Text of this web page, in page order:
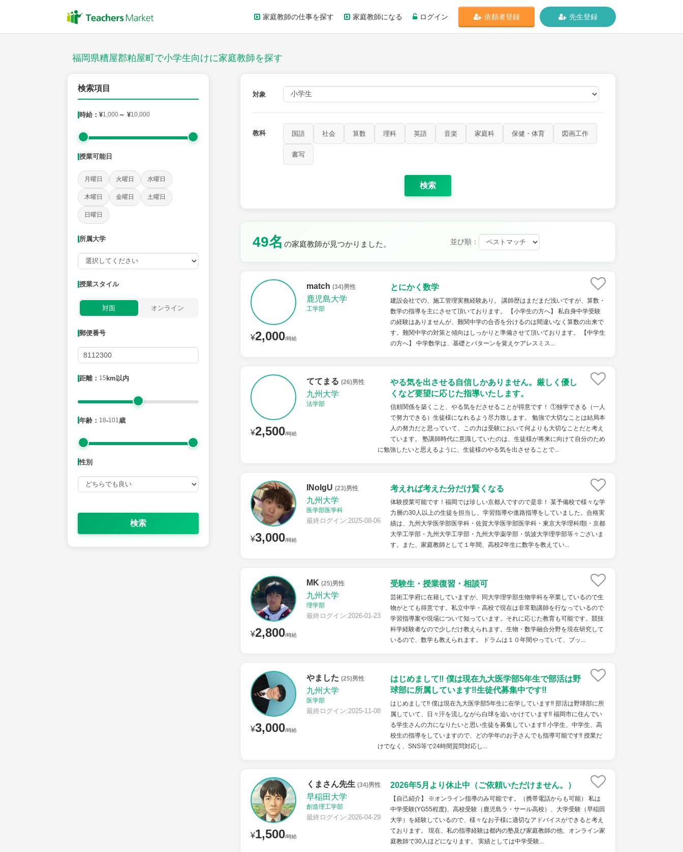
家庭教師の仕事を探す 家庭教師になる ログイン 依頼者登録 先生登録
福岡県糟屋郡粕屋町で小学生向けに家庭教師を探す
検索項目
時給：¥1,000～ ¥10,000
授業可能日
月曜日 火曜日 水曜日
木曜日 金曜日 土曜日
日曜日
所属大学
授業スタイル
対面 オンライン
郵便番号
距離： 15 km以内
年齢： 18-101 歳
性別
検索
対象
教科 国語 社会 算数 理科 英語 音楽 家庭科 保健・体育 図画工作
書写
検索
49名 の家庭教師が見つかりました。 並び順：
¥2,000/時給
match (34)男性
鹿児島大学
工学部
とにかく数学
建設会社での、施工管理実務経験あり。 講師歴はまだまだ浅いですが、算数・
数学の指導を主にさせて頂いております。 【小学生の方へ】 私自身中学受験
の経験はありませんが、難関中学の合否を分けるのは間違いなく算数の出来で
す。難関中学の対策と傾向はしっかりと準備させて頂いております。 【中学生
の方へ】 中学数学は、基礎とパターンを覚えケアレスミス...
¥2,500/時給
ててまる (26)男性
九州大学
法学部
やる気を出させる自信しかありません。厳しく優し
くなど要望に応じた指導いたします。
信頼関係を築くこと、やる気をださせることが得意です！ ①独学できる（一人
で努力できる）生徒様になれるよう尽力致します。 勉強で大切なことは結局本
人の努力だと思っていて、この力は受験において何よりも大切なことだと考え
ています。 塾講師時代に意識していたのは、生徒様が将来に向けて自分のため
に勉強したいと思えるように、生徒様のやる気を出させることで...
¥3,000/時給
INoIgU (23)男性
九州大学
医学部医学科
最終ログイン:2025-08-06
考えれば考えた分だけ賢くなる
体験授業可能です！福岡では珍しい京都人ですので是非！ 某予備校で様々な学
力層の30人以上の生徒を担当し、学習指導や進路指導をしていました。合格実
績は、九州大学医学部医学科・佐賀大学医学部医学科・東京大学理科I類・京都
大学工学部・九州大学工学部・九州大学薬学部・筑波大学理学部等々ございま
す。また、家庭教師として１年間、高校2年生に数学を教えてい...
¥2,800/時給
MK (25)男性
九州大学
理学部
最終ログイン:2026-01-23
受験生・授業復習・相談可
芸術工学府に在籍していますが、同大学理学部生物学科を卒業しているので生
物がとても得意です。私立中学・高校で現在は非常勤講師を行なっているので
学習指導案や現場について知っています。それに応じた教育も可能です。競技
科学経験者なので少しだけ教えられます。生物・数学融合分野を現在研究して
いるので、数学も教えられます。 ドラムは１０年間やっていて、ブッ...
¥3,000/時給
やました (25)男性
九州大学
医学部
最終ログイン:2025-11-08
はじめまして‼︎ 僕は現在九大医学部5年生で部活は野
球部に所属しています‼︎生徒代募集中です‼︎
はじめまして‼︎ 僕は現在九大医学部5年生に在学しています‼︎ 部活は野球部に所
属していて、日々汗を流しながら白球を追いかけています‼︎ 福岡市に住んでい
る学生さんの力になりたいと思い生徒を募集しています‼︎ 小学生、中学生、高
校生の指導をしていますので、どの学年のお子さんでも指導可能です‼︎ 授業だ
けでなく、SNS等で24時間質問対応し...
¥1,500/時給
くまさん先生 (34)男性
早稲田大学
創造理工学部
最終ログイン:2026-04-29
2026年5月より休止中（ご依頼いただけません。）
【自己紹介】 ※オンライン指導のみ可能です。（携帯電話からも可能） 私は
中学受験(YG55程度)、高校受験（鹿児島ラ・サール高校）、大学受験（早稲田
大学）を経験しているので、様々なお子様に適切なアドバイスができると考え
ております。 現在、私の指導経験は都内の塾及び家庭教師の他、オンライン家
庭教師で30人ほどになります。 実績としては中学受験...
授業スタイル
社会 算数 理科
時給：¥1,000 ～ ¥10,000
授業可能日
月曜日 火曜日 日曜日
距離：15km以内
年齢：18-101歳